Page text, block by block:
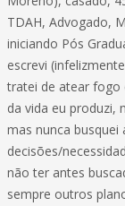
TDAH, Advogado,
iniciando Pós
escrevi
tratei de atear fogo
da vida eu produzi,
mas nunca
decisões/
não ter antes
sempre outros